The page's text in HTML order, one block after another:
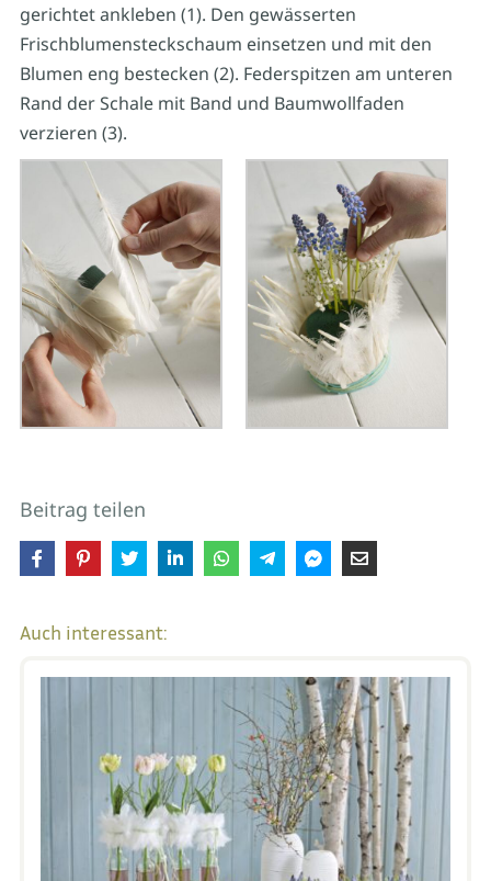
gerichtet ankleben (1). Den gewässerten
Frischblumensteckschaum einsetzen und mit den
Blumen eng bestecken (2). Federspitzen am unteren
Rand der Schale mit Band und Baumwollfaden
verzieren (3).
Beitrag teilen
Auch interessant: